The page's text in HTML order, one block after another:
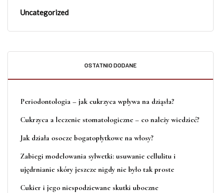
Uncategorized
OSTATNIO DODANE
Periodontologia – jak cukrzyca wpływa na dziąsła?
Cukrzyca a leczenie stomatologiczne – co należy wiedzieć?
Jak działa osocze bogatopłytkowe na włosy?
Zabiegi modelowania sylwetki: usuwanie cellulitu i
ujędrnianie skóry jeszcze nigdy nie było tak proste
Cukier i jego niespodziewane skutki uboczne